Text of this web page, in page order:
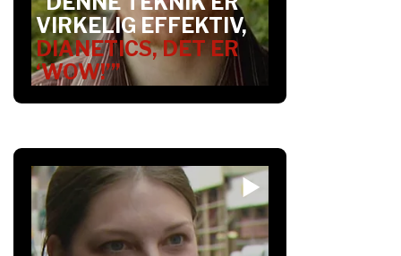
VIRKELIG EFFEKTIV,
DIANETICS, DET ER
‘WOW!’”